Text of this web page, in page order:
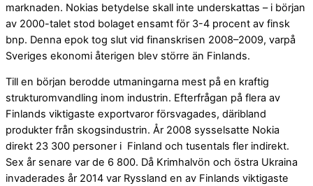
marknaden. Nokias betydelse skall inte underskattas – i början
av 2000-talet stod bolaget ensamt för 3-4 procent av finsk
bnp. Denna epok tog slut vid finanskrisen 2008–2009, varpå
Sveriges ekonomi återigen blev större än Finlands.
Till en början berodde utmaningarna mest på en kraftig
strukturomvandling inom industrin. Efterfrågan på flera av
Finlands viktigaste exportvaror försvagades, däribland
produkter från skogsindustrin. År 2008 sysselsatte Nokia
direkt 23 300 personer i Finland och tusentals fler indirekt.
Sex år senare var de 6 800. Då Krimhalvön och östra Ukraina
invaderades år 2014 var Ryssland en av Finlands viktigaste